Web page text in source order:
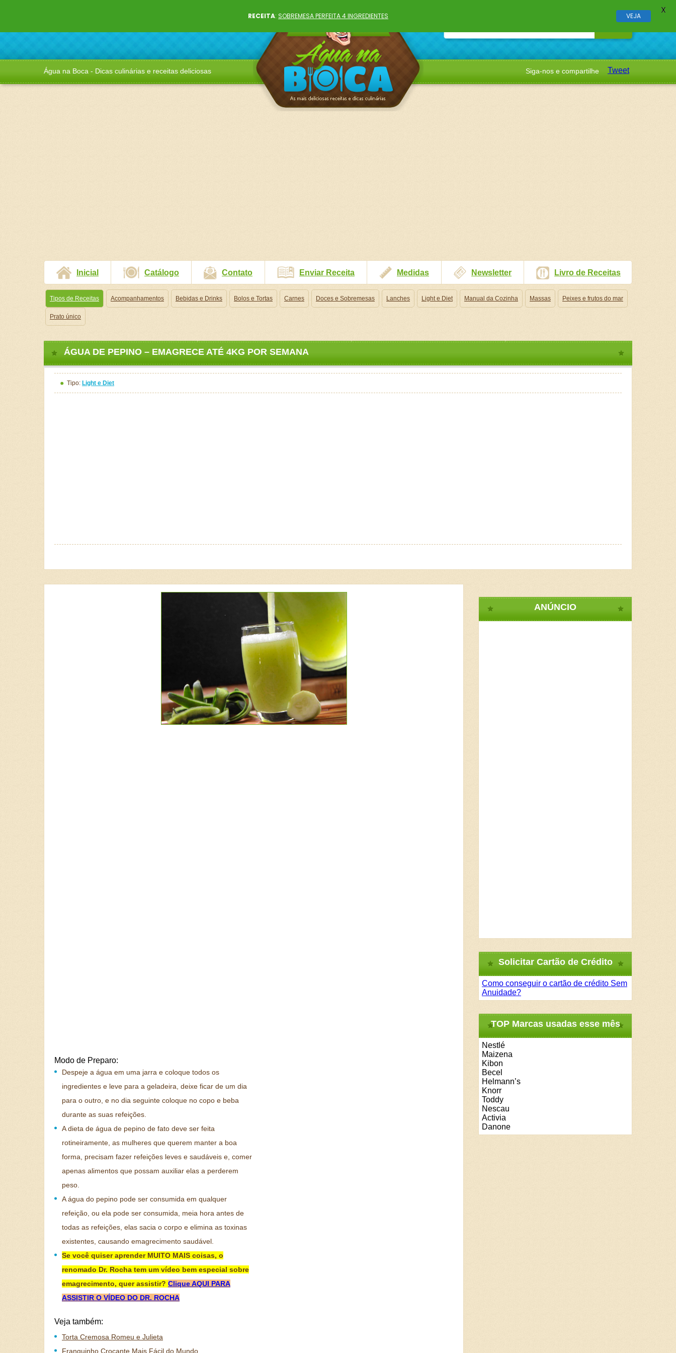
Água na Boca - Dicas culinárias e receitas deliciosas Siga-nos e compartilhe Tweet
Inicial Catálogo Contato Enviar Receita Medidas Newsletter Livro de Receitas
Tipos de Receitas Acompanhamentos Bebidas e Drinks Bolos e Tortas Carnes Doces e Sobremesas Lanches Light e Diet Manual da Cozinha Massas Peixes e frutos do mar
Prato único
ÁGUA DE PEPINO – EMAGRECE ATÉ 4KG POR SEMANA
Tipo: Light e Diet
Modo de Preparo:
Despeje a água em uma jarra e coloque todos os
ingredientes e leve para a geladeira, deixe ficar de um dia
para o outro, e no dia seguinte coloque no copo e beba
durante as suas refeições.
A dieta de água de pepino de fato deve ser feita
rotineiramente, as mulheres que querem manter a boa
forma, precisam fazer refeições leves e saudáveis e, comer
apenas alimentos que possam auxiliar elas a perderem
peso.
A água do pepino pode ser consumida em qualquer
refeição, ou ela pode ser consumida, meia hora antes de
todas as refeições, elas sacia o corpo e elimina as toxinas
existentes, causando emagrecimento saudável.
Se você quiser aprender MUITO MAIS coisas, o
renomado Dr. Rocha tem um vídeo bem especial sobre
emagrecimento, quer assistir? Clique AQUI PARA
ASSISTIR O VÍDEO DO DR. ROCHA
Veja também:
Torta Cremosa Romeu e Julieta
Franguinho Crocante Mais Fácil do Mundo
ANÚNCIO
Solicitar Cartão de Crédito
Como conseguir o cartão de crédito Sem
Anuidade?
TOP Marcas usadas esse mês
Nestlé
Maizena
Kibon
Becel
Helmann’s
Knorr
Toddy
Nescau
Activia
Danone
RECEITA: SOBREMESA PERFEITA 4 INGREDIENTES VEJA
X